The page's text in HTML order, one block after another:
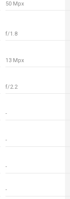
50 Mpx
f/1.8
13 Mpx
f/2.2
-
-
-
-